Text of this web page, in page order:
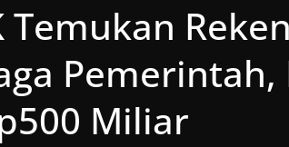
Temukan
Miliar